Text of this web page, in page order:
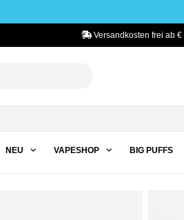
Versandkosten frei ab €
NEU VAPESHOP BIG PUFFS